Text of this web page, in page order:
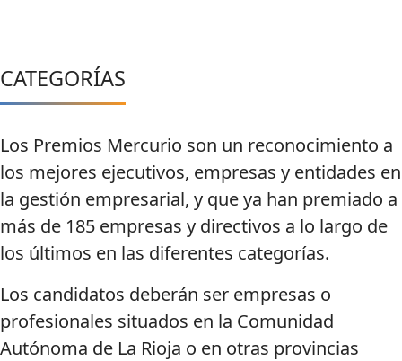
CATEGORÍAS
Los Premios Mercurio son un reconocimiento a
los mejores ejecutivos, empresas y entidades en
la gestión empresarial, y que ya han premiado a
más de 185 empresas y directivos a lo largo de
los últimos en las diferentes categorías.
Los candidatos deberán ser empresas o
profesionales situados en la Comunidad
Autónoma de La Rioja o en otras provincias